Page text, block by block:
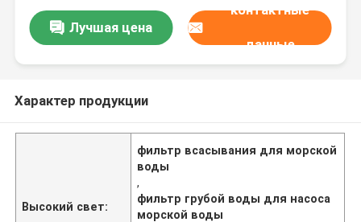
Лучшая цена
контактные
данные
Характер продукции
Высокий свет:
фильтр всасывания для морской
воды
,
фильтр грубой воды для насоса
морской воды